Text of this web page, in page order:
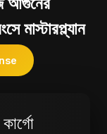
মাস্টারপ্ল্যান